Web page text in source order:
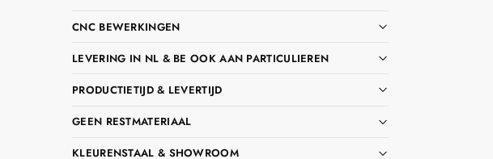
CNC BEWERKINGEN
LEVERING IN NL & BE OOK AAN PARTICULIEREN
PRODUCTIETIJD & LEVERTIJD
GEEN RESTMATERIAAL
KLEURENSTAAL & SHOWROOM